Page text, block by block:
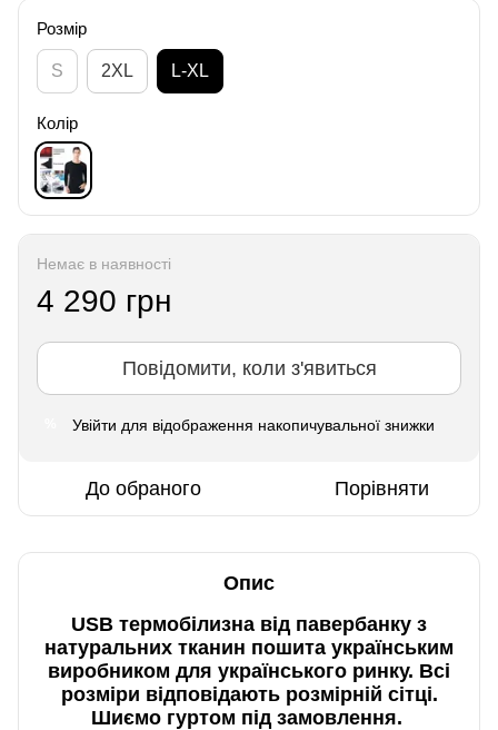
Розмір
S 2XL L-XL
Колір
Немає в наявності
4 290 грн
Повідомити, коли з'явиться
Увійти для відображення накопичувальної знижки
До обраного Порівняти
Опис
USB термобілизна від павербанку з
натуральних тканин пошита українським
виробником для українського ринку. Всі
розміри відповідають розмірній сітці.
Шиємо гуртом під замовлення.